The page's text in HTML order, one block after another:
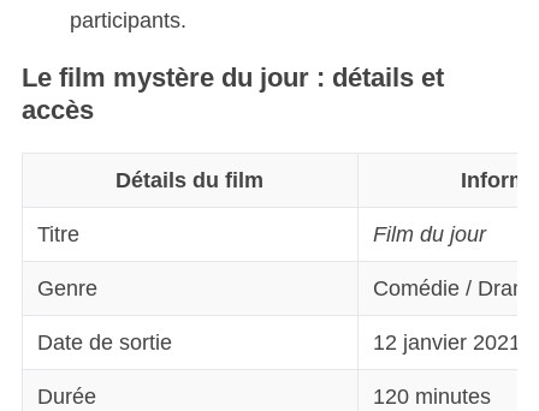
participants.
Le film mystère du jour : détails et
accès
Détails du film
Titre Film du jour
Genre Comédie /
Date de sortie 12 janvier 2021
Durée 120 minutes